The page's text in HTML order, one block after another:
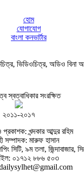
হোম
যোগাযোগ
বাংলা কনভার্টার
ভিডিওচিত্র, অডিও বিনা
স্বত্বাধিকার সংরক্ষিত
২০১১-২০১৭
খন্দকার আব্দুর রহিম
সম্পাদক: মারুফ হাসান
সিটি, ৯ম তলা, জিন্দাবাজার,
০১৭১২ ৮৮৬ ৫০৩